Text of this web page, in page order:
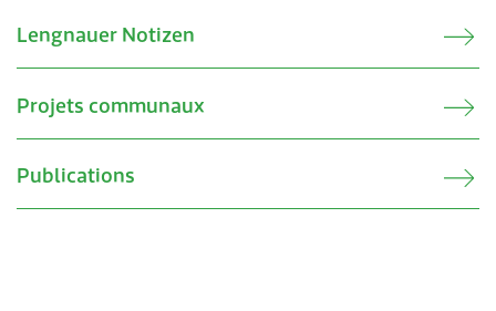
Lengnauer Notizen
Projets communaux
Publications